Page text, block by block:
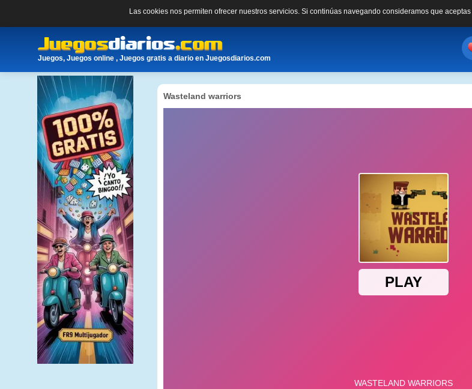
Las cookies nos permiten ofrecer nuestros servicios. Si continúas navegando consideramos que
Juegos, Juegos online , Juegos gratis a diario en Juegosdiarios.com
Wasteland warriors